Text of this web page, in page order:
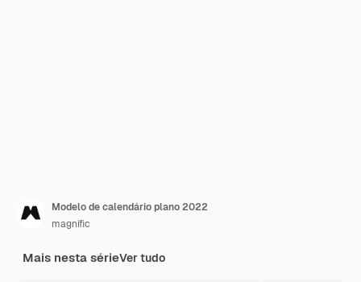
Modelo de calendário plano 2022
magnific
Mais nesta sérieVer tudo